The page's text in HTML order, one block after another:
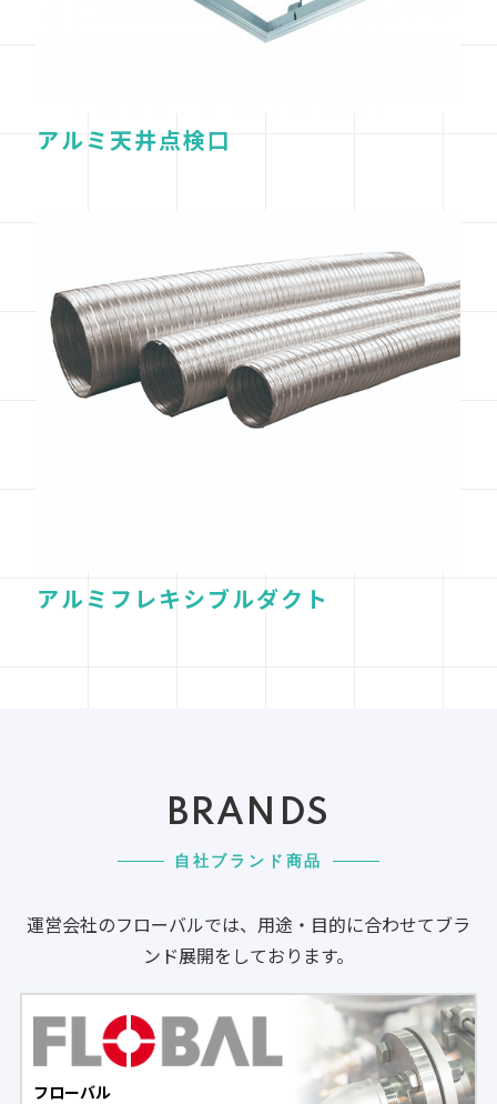
アルミ天井点検口
アルミフレキシブルダクト
BRANDS
自社ブランド商品
運営会社のフローバルでは、用途・目的に合わせてブラ
ンド展開をしております。
フローバル